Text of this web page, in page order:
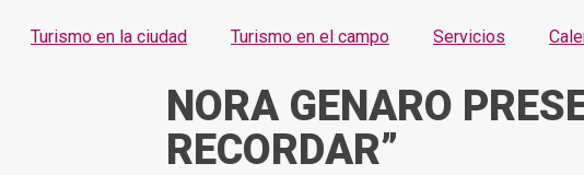
Turismo en la ciudad Turismo en el campo Servicios
NORA GENARO
RECORDAR”